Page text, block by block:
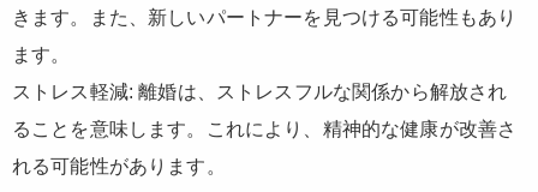
きます。また、新しいパートナーを見つける可能性もあり
ます。
ストレス軽減: 離婚は、ストレスフルな関係から解放され
ることを意味します。これにより、精神的な健康が改善さ
れる可能性があります。